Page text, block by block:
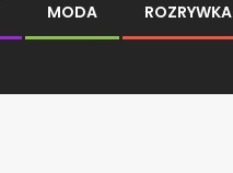
MODA ROZRYWKA